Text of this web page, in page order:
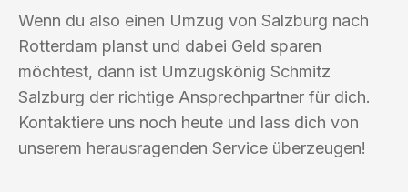
Wenn du also einen Umzug von Salzburg nach
Rotterdam planst und dabei Geld sparen
möchtest, dann ist Umzugskönig Schmitz
Salzburg der richtige Ansprechpartner für dich.
Kontaktiere uns noch heute und lass dich von
unserem herausragenden Service überzeugen!